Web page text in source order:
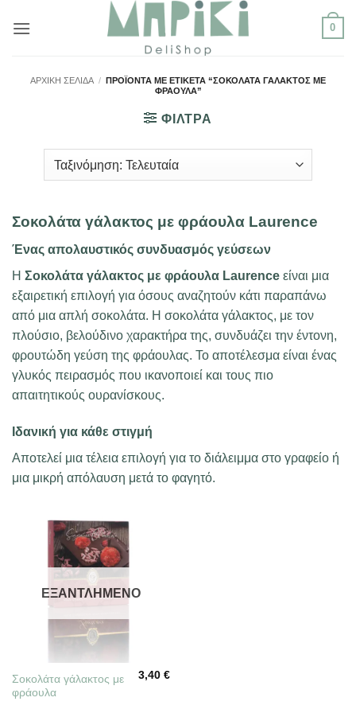
στο
0
ΑΡΧΙΚΉ ΣΕΛΊΔΑ / ΠΡΟΪΌΝΤΑ ΜΕ ΕΤΙΚΈΤΑ “ΣΟΚΟΛΆΤΑ ΓΆΛΑΚΤΟΣ ΜΕ
ΦΡΆΟΥΛΑ”
ΦΙΛΤΡΑ
Σοκολάτα γάλακτος με φράουλα Laurence
Ένας απολαυστικός συνδυασμός γεύσεων
Η Σοκολάτα γάλακτος με φράουλα Laurence είναι μια
εξαιρετική επιλογή για όσους αναζητούν κάτι παραπάνω
από μια απλή σοκολάτα. Η σοκολάτα γάλακτος, με τον
πλούσιο, βελούδινο χαρακτήρα της, συνδυάζει την έντονη,
φρουτώδη γεύση της φράουλας. Το αποτέλεσμα είναι ένας
γλυκός πειρασμός που ικανοποιεί και τους πιο
απαιτητικούς ουρανίσκους.
Ιδανική για κάθε στιγμή
Αποτελεί μια τέλεια επιλογή για το διάλειμμα στο γραφείο ή
μια μικρή απόλαυση μετά το φαγητό.
ΕΞΑΝΤΛΗΜΈΝΟ
Σοκολάτα γάλακτος με
φράουλα
3,40€